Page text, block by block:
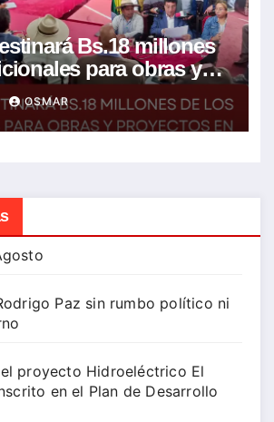
Bs.18 millones
para obras y
en la ciudad y el campo
OSMAR
Paz sin rumbo político ni
proyecto Hidroeléctrico El
en el Plan de Desarrollo